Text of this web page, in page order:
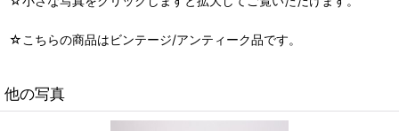
☆こちらの商品はビンテージ/アンティーク品です。
他の写真